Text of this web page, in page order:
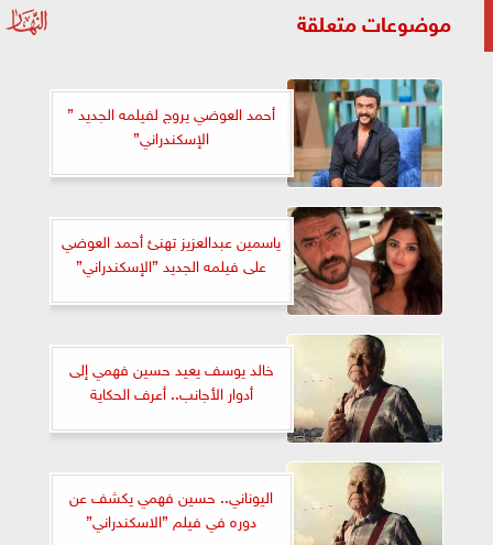
موضوعات متعلقة
أحمد العوضي يروج لفيلمه الجديد ”
الإسكندراني”
ياسمين عبدالعزيز تهنئ أحمد العوضي
على فيلمه الجديد ”الإسكندراني”
خالد يوسف يعيد حسين فهمي إلى
أدوار الأجانب.. أعرف الحكاية
اليوناني.. حسين فهمي يكشف عن
دوره في فيلم ”الاسكندراني”